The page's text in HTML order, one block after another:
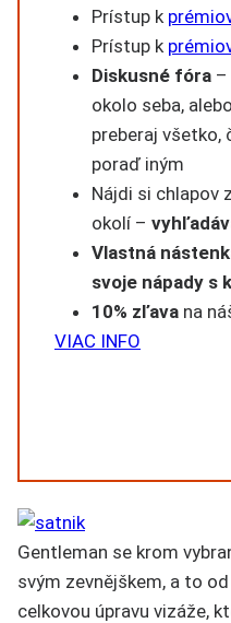
Prístup k
Prístup k
Diskusné fóra –
okolo seba,
preberaj všetko,
poraď iným
Nájdi si chlapov
okolí –
Vlastná
svoje nápady s
10% zľava na
VIAC INFO
Gentleman se krom
svým zevnějškem, a to
celkovou úpravu vizáže,